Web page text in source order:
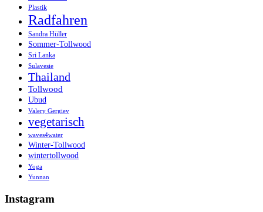
Plastik
Radfahren
Sandra Hüller
Sommer-Tollwood
Sri Lanka
Sulavesie
Thailand
Tollwood
Ubud
Valery Gergiev
vegetarisch
waves4water
Winter-Tollwood
wintertollwood
Yoga
Yunnan
Instagram